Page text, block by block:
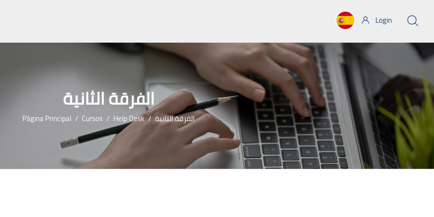
Login
الفرقة الثانية
Página Principal Cursos Help Desk الفرقة الثانية